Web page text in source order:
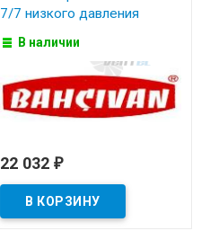
7/7 низкого давления
В наличии
22 032 ₽